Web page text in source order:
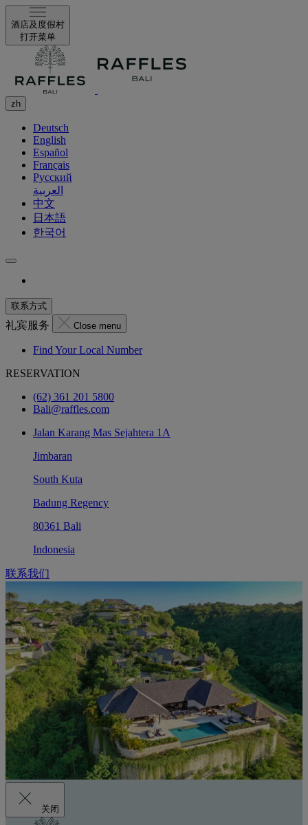
酒店及度假村
打开菜单
zh
Deutsch
English
Español
Français
Русский
العربية
中文
日本語
한국어
联系方式
礼宾服务 Close menu
Find Your Local Number
RESERVATION
(62) 361 201 5800
Bali@raffles.com
Jalan Karang Mas Sejahtera 1A
Jimbaran
South Kuta
Badung Regency
80361 Bali
Indonesia
联系我们
关闭